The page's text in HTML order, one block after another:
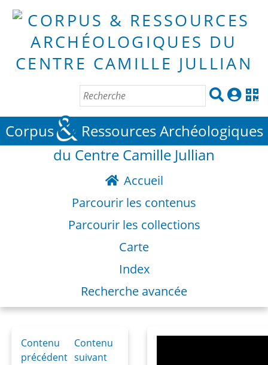
Corpus&Ressources Archéologiques
du Centre Camille Jullian
Accueil
Parcourir les contenus
Parcourir les collections
Carte
Index
Recherche avancée
Contenu
précédent
Contenu
suivant